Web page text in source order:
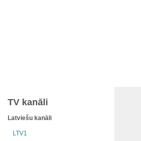
TV kanāli
Latviešu kanāli
LTV1